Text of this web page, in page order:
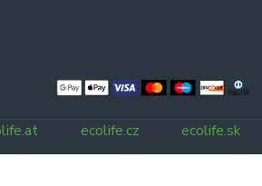
ecolife.cz ecolife.sk